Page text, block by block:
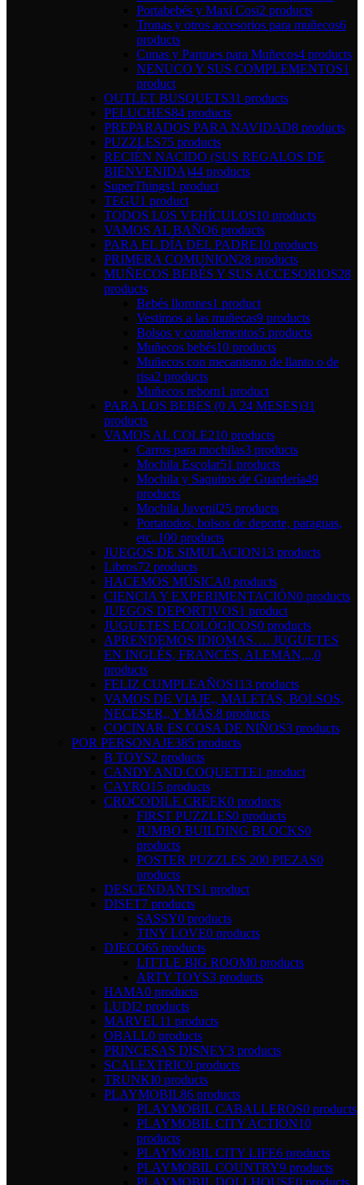
Portabebés y Maxi Cosi2 products
Tronas y otros accesorios para muñecos6
products
Cunas y Parques para Muñecos4 products
NENUCO Y SUS COMPLEMENTOS1
product
OUTLET BUSQUETS31 products
PELUCHES84 products
PREPARADOS PARA NAVIDAD8 products
PUZZLES75 products
RECIÉN NACIDO (SUS REGALOS DE
BIENVENIDA)44 products
SuperThings1 product
TEGU1 product
TODOS LOS VEHÍCULOS10 products
VAMOS AL BAÑO6 products
PARA EL DÍA DEL PADRE10 products
PRIMERA COMUNION28 products
MUÑECOS BEBÉS Y SUS ACCESORIOS28
products
Bebés llorones1 product
Vestimos a las muñecas9 products
Bolsos y complementos5 products
Muñecos bebés10 products
Muñecos con mecanismo de llanto o de
risa2 products
Muñecos reborn1 product
PARA LOS BEBES (0 A 24 MESES)31
products
VAMOS AL COLE210 products
Carros para mochilas3 products
Mochila Escolar51 products
Mochila y Saquitos de Guardería49
products
Mochila Juvenil25 products
Portatodos, bolsos de deporte, paraguas,
etc..100 products
JUEGOS DE SIMULACION13 products
Libros72 products
HACEMOS MÚSICA0 products
CIENCIA Y EXPERIMENTACIÓN0 products
JUEGOS DEPORTIVOS1 product
JUGUETES ECOLÓGICOS0 products
APRENDEMOS IDIOMAS…. JUGUETES
EN INGLÉS, FRANCÉS, ALEMÁN,,,,0
products
FELIZ CUMPLEAÑOS113 products
VAMOS DE VIAJE,, MALETAS, BOLSOS,
NECESER,, Y MÁS.8 products
COCINAR ES COSA DE NIÑOS3 products
POR PERSONAJE385 products
B TOYS2 products
CANDY AND COQUETTE1 product
CAYRO15 products
CROCODILE CREEK0 products
FIRST PUZZLES0 products
JUMBO BUILDING BLOCKS0
products
POSTER PUZZLES 200 PIEZAS0
products
DESCENDANTS1 product
DISET7 products
SASSY0 products
TINY LOVE0 products
DJECO65 products
LITTLE BIG ROOM0 products
ARTY TOYS3 products
HAMA0 products
LUDI2 products
MARVEL11 products
OBALL0 products
PRINCESAS DISNEY3 products
SCALEXTRIC0 products
TRUNKI0 products
PLAYMOBIL86 products
PLAYMOBIL CABALLEROS0 products
PLAYMOBIL CITY ACTION10
products
PLAYMOBIL CITY LIFE6 products
PLAYMOBIL COUNTRY9 products
PLAYMOBIL DOLLHOUSE0 products